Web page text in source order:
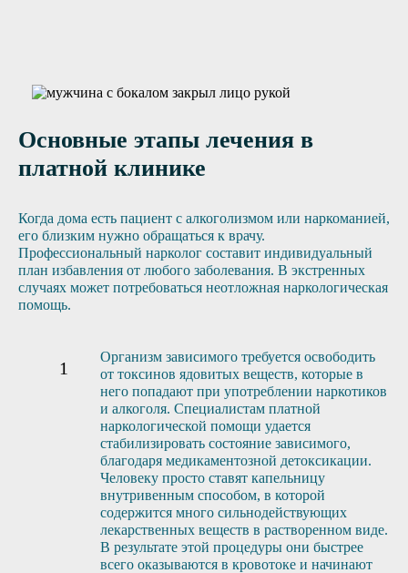
Основные этапы лечения в
платной клинике
Когда дома есть пациент с алкоголизмом или наркоманией,
его близким нужно обращаться к врачу.
Профессиональный нарколог составит индивидуальный
план избавления от любого заболевания. В экстренных
случаях может потребоваться неотложная наркологическая
помощь.
Организм зависимого требуется освободить
от токсинов ядовитых веществ, которые в
него попадают при употреблении наркотиков
и алкоголя. Специалистам платной
наркологической помощи удается
стабилизировать состояние зависимого,
благодаря медикаментозной детоксикации.
Человеку просто ставят капельницу
внутривенным способом, в которой
содержится много сильнодействующих
лекарственных веществ в растворенном виде.
В результате этой процедуры они быстрее
всего оказываются в кровотоке и начинают